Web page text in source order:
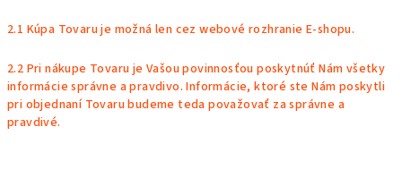
2.1 Kúpa Tovaru je možná len cez webové rozhranie E-shopu.
2.2 Pri nákupe Tovaru je Vašou povinnosťou poskytnúť Nám všetky
informácie správne a pravdivo. Informácie, ktoré ste Nám poskytli
pri objednaní Tovaru budeme teda považovať za správne a
pravdivé.